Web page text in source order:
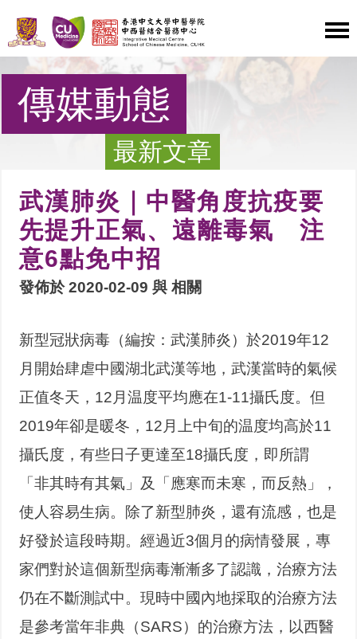
傳媒動態
最新文章
武漢肺炎｜中醫角度抗疫要
先提升正氣、遠離毒氣 注
意6點免中招
發佈於 2020-02-09 與相關
新型冠狀病毒（編按：武漢肺炎）於2019年12
月開始肆虐中國湖北武漢等地，武漢當時的氣候
正值冬天，12月温度平均應在1-11攝氏度。但
2019年卻是暖冬，12月上中旬的温度均高於11
攝氏度，有些日子更達至18攝氏度，即所謂
「非其時有其氣」及「應寒而未寒，而反熱」，
使人容易生病。除了新型肺炎，還有流感，也是
好發於這段時期。經過近3個月的病情發展，專
家們對於這個新型病毒漸漸多了認識，治療方法
仍在不斷測試中。現時中國內地採取的治療方法
是參考當年非典（SARS）的治療方法，以西醫